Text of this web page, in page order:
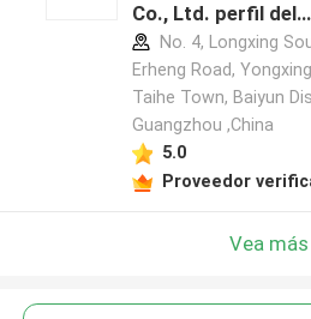
Co., Ltd. perfil del
fabricante
No. 4, Longxing
Erheng Road,
Taihe Town, Baiyun
Guangzhou ,China
5.0
Proveedor
Vea más